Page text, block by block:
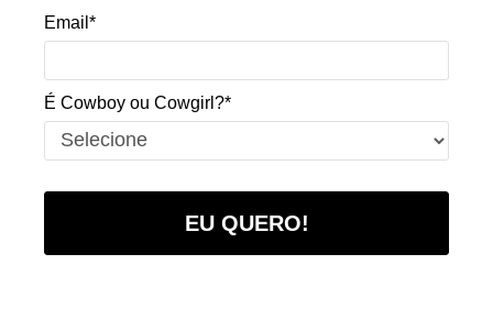
Email*
É Cowboy ou Cowgirl?*
EU QUERO!